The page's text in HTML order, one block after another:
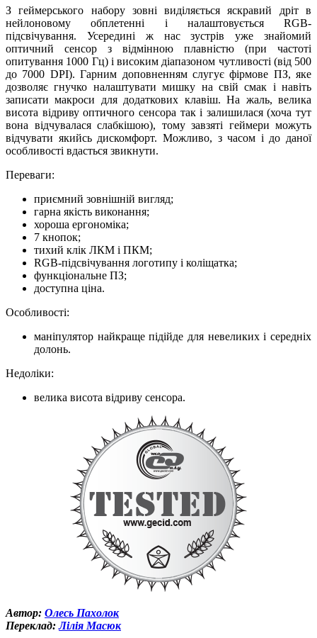
З геймерського набору зовні виділяється яскравий дріт в
нейлоновому обплетенні і налаштовується RGB-
підсвічування. Усередині ж нас зустрів уже знайомий
оптичний сенсор з відмінною плавністю (при частоті
опитування 1000 Гц) і високим діапазоном чутливості (від 500
до 7000 DPI). Гарним доповненням слугує фірмове ПЗ, яке
дозволяє гнучко налаштувати мишку на свій смак і навіть
записати макроси для додаткових клавіш. На жаль, велика
висота відриву оптичного сенсора так і залишилася (хоча тут
вона відчувалася слабкішою), тому завзяті геймери можуть
відчувати якийсь дискомфорт. Можливо, з часом і до даної
особливості вдасться звикнути.
Переваги:
приємний зовнішній вигляд;
гарна якість виконання;
хороша ергономіка;
7 кнопок;
тихий клік ЛКМ і ПКМ;
RGB-підсвічування логотипу і коліщатка;
функціональне ПЗ;
доступна ціна.
Особливості:
маніпулятор найкраще підійде для невеликих і середніх
долонь.
Недоліки:
велика висота відриву сенсора.
Автор: Олесь Пахолок
Переклад:Лілія Масюк